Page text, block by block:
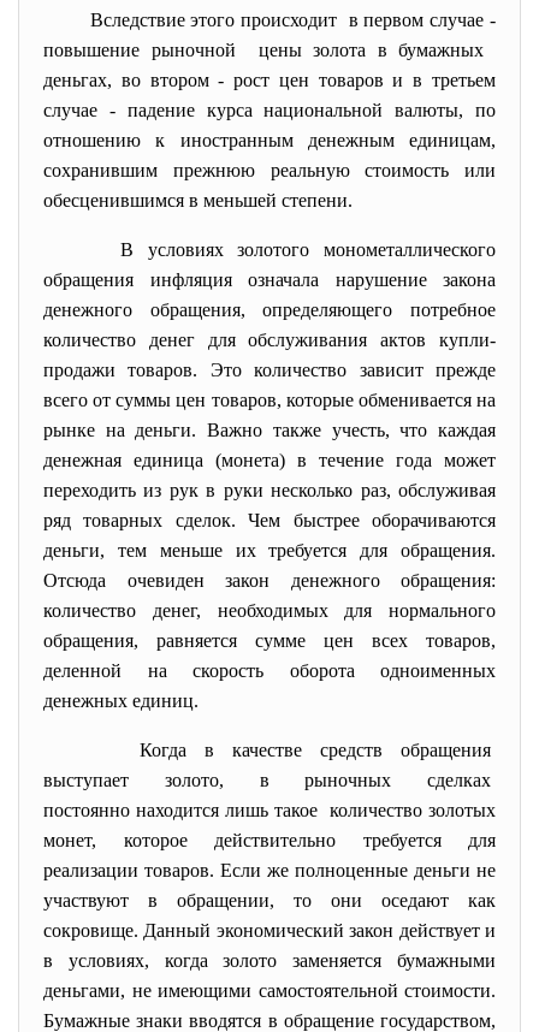
Вследствие этого происходит в первом случае -
повышение рыночной цены золота в бумажных
деньгах, во втором - рост цен товаров и в третьем
случае - падение курса национальной валюты, по
отношению к иностранным денежным единицам,
сохранившим прежнюю реальную стоимость или
обесценившимся в меньшей степени.
В условиях золотого монометаллического
обращения инфляция означала нарушение закона
денежного обращения, определяющего потребное
количество денег для обслуживания актов купли-
продажи товаров. Это количество зависит прежде
всего от суммы цен товаров, которые обменивается на
рынке на деньги. Важно также учесть, что каждая
денежная единица (монета) в течение года может
переходить из рук в руки несколько раз, обслуживая
ряд товарных сделок. Чем быстрее оборачиваются
деньги, тем меньше их требуется для обращения.
Отсюда очевиден закон денежного обращения:
количество денег, необходимых для нормального
обращения, равняется сумме цен всех товаров,
деленной на скорость оборота одноименных
денежных единиц.
Когда в качестве средств обращения
выступает золото, в рыночных сделках
постоянно находится лишь такое количество золотых
монет, которое действительно требуется для
реализации товаров. Если же полноценные деньги не
участвуют в обращении, то они оседают как
сокровище. Данный экономический закон действует и
в условиях, когда золото заменяется бумажными
деньгами, не имеющими самостоятельной стоимости.
Бумажные знаки вводятся в обращение государством,